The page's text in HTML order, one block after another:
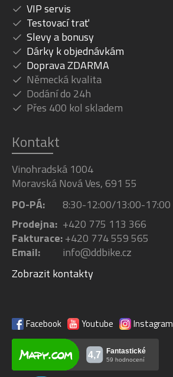
VIP servis
Testovací trať
Slevy a bonusy
Dárky k objednávkám
Doprava ZDARMA
Německá kvalita
Dodání do 24h
Přes 400 kol skladem
Kontakt
Vinohradská 1004
Moravská Nová Ves, 691 55
PO-PÁ:
8:30-12:00/13:00-17:00
Prodejna: +420 775 113 366
Fakturace:+420 774 559 565
Email:
info@ddbike.cz
Zobrazit kontakty
Facebook Youtube Instagram